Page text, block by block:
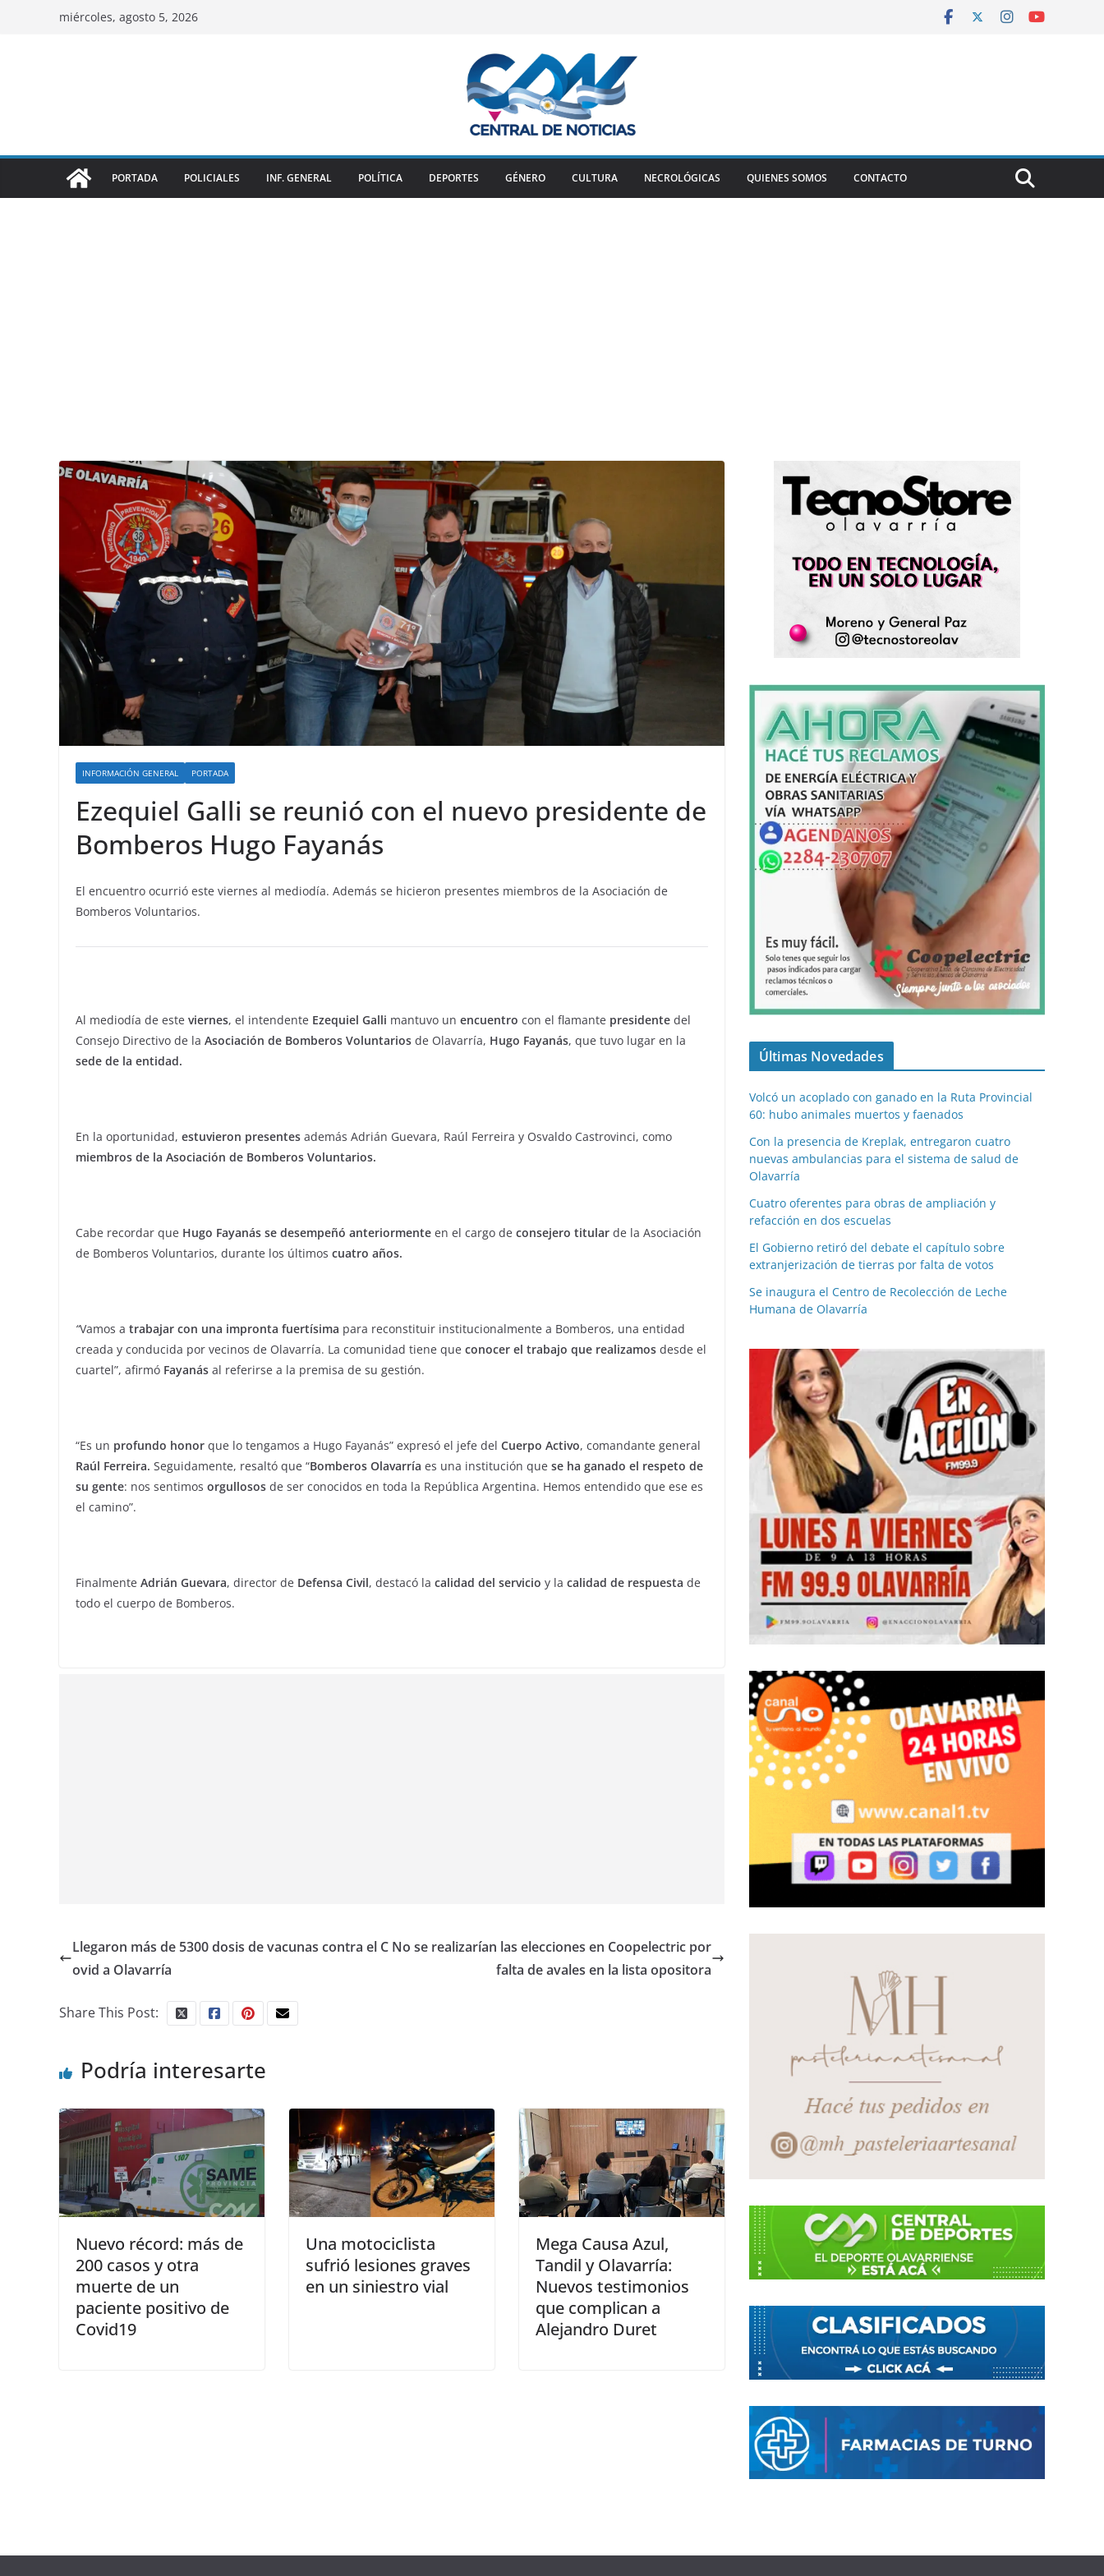
miércoles, agosto 5, 2026
PORTADA POLICIALES INF. GENERAL POLÍTICA DEPORTES GÉNERO CULTURA NECROLÓGICAS QUIENES SOMOS CONTACTO
INFORMACIÓN GENERAL PORTADA
Ezequiel Galli se reunió con el nuevo presidente de
Bomberos Hugo Fayanás
El encuentro ocurrió este viernes al mediodía. Además se hicieron presentes miembros de la Asociación de
Bomberos Voluntarios.
Al mediodía de este viernes, el intendente Ezequiel Galli mantuvo un encuentro con el flamante presidente del
Consejo Directivo de la Asociación de Bomberos Voluntarios de Olavarría, Hugo Fayanás, que tuvo lugar en la
sede de la entidad.
En la oportunidad, estuvieron presentes además Adrián Guevara, Raúl Ferreira y Osvaldo Castrovinci, como
miembros de la Asociación de Bomberos Voluntarios.
Cabe recordar que Hugo Fayanás se desempeñó anteriormente en el cargo de consejero titular de la Asociación
de Bomberos Voluntarios, durante los últimos cuatro años.
“Vamos a trabajar con una impronta fuertísima para reconstituir institucionalmente a Bomberos, una entidad
creada y conducida por vecinos de Olavarría. La comunidad tiene que conocer el trabajo que realizamos desde el
cuartel”, afirmó Fayanás al referirse a la premisa de su gestión.
“Es un profundo honor que lo tengamos a Hugo Fayanás” expresó el jefe del Cuerpo Activo, comandante general
Raúl Ferreira. Seguidamente, resaltó que “Bomberos Olavarría es una institución que se ha ganado el respeto de
su gente: nos sentimos orgullosos de ser conocidos en toda la República Argentina. Hemos entendido que ese es
el camino”.
Finalmente Adrián Guevara, director de Defensa Civil, destacó la calidad del servicio y la calidad de respuesta de
todo el cuerpo de Bomberos.
Llegaron más de 5300 dosis de vacunas contra el C
ovid a Olavarría
No se realizarían las elecciones en Coopelectric por
falta de avales en la lista opositora
Share This Post:
Podría interesarte
Nuevo récord: más de
200 casos y otra
muerte de un
paciente positivo de
Covid19
Una motociclista
sufrió lesiones graves
en un siniestro vial
Mega Causa Azul,
Tandil y Olavarría:
Nuevos testimonios
que complican a
Alejandro Duret
Últimas Novedades
Volcó un acoplado con ganado en la Ruta Provincial
60: hubo animales muertos y faenados
Con la presencia de Kreplak, entregaron cuatro
nuevas ambulancias para el sistema de salud de
Olavarría
Cuatro oferentes para obras de ampliación y
refacción en dos escuelas
El Gobierno retiró del debate el capítulo sobre
extranjerización de tierras por falta de votos
Se inaugura el Centro de Recolección de Leche
Humana de Olavarría